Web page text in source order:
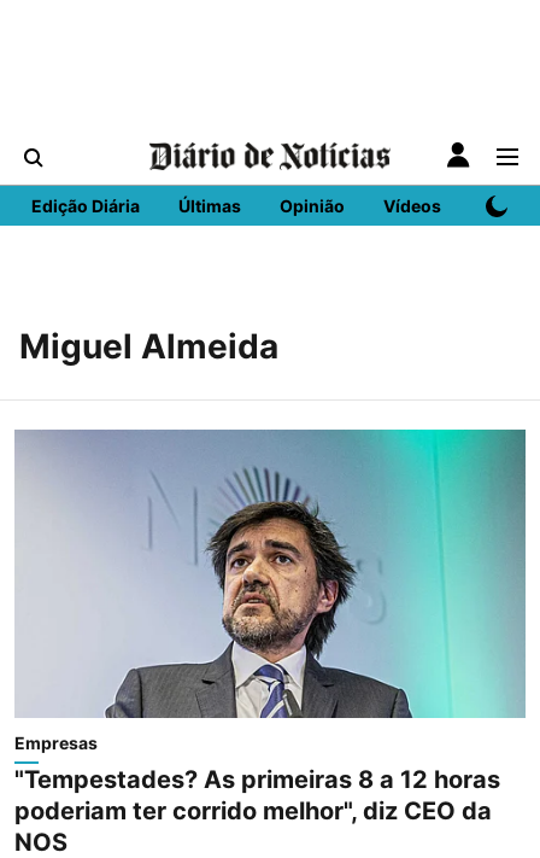
Edição Diária Últimas Opinião Vídeos DN
Miguel Almeida
Empresas
"Tempestades? As primeiras 8 a 12 horas
poderiam ter corrido melhor", diz CEO da
NOS